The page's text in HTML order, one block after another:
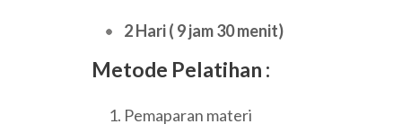
2 Hari ( 9 jam 30 menit)
Metode Pelatihan :
Pemaparan materi